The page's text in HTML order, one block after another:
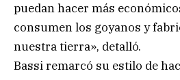
puedan hacer más
consumen los goyanos y
nuestra tierra», detalló.
Bassi remarcó su estilo de